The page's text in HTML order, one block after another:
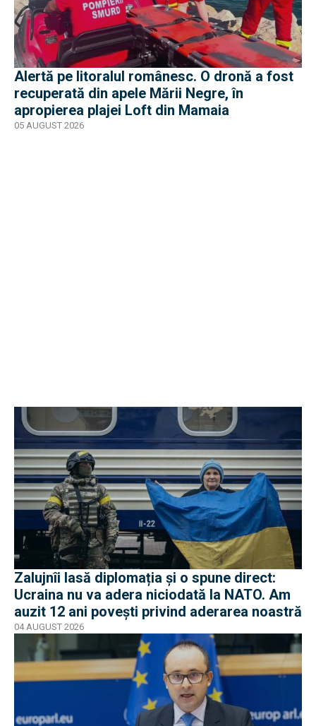
Alertă pe litoralul românesc. O dronă a fost
recuperată din apele Mării Negre, în
apropierea plajei Loft din Mamaia
05 AUGUST 2026
Zalujnîi lasă diplomația și o spune direct:
Ucraina nu va adera niciodată la NATO. Am
auzit 12 ani povești privind aderarea noastră
04 AUGUST 2026